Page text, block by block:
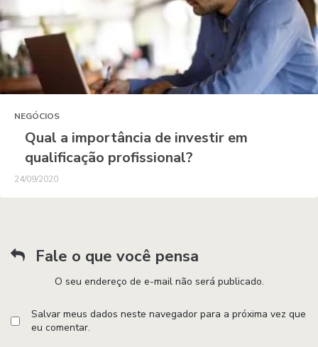
NEGÓCIOS
Qual a importância de investir em
qualificação profissional?
24/09/2020
Fale o que você pensa
O seu endereço de e-mail não será publicado.
Salvar meus dados neste navegador para a próxima vez que
eu comentar.